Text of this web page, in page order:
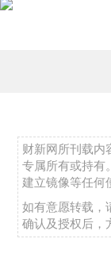
财新网所刊载内
专属所有或持有
建立镜像等任何
如有意愿转载，
确认及授权后，